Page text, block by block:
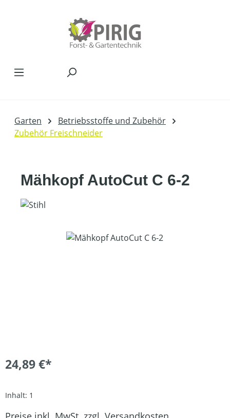
Garten
Betriebsstoffe und Zubehör
Zubehör Freischneider
Mähkopf AutoCut C 6-2
Bildergalerie überspringen
24,89 €*
Inhalt: 1